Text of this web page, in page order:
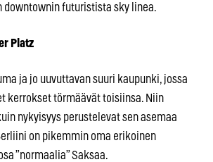
downtownin futuristista sky linea.
Platz
ja jo uuvuttavan suuri kaupunki, jossa
kerrokset törmäävät toisiinsa. Niin
nykyisyys perustelevat sen asemaa
on pikemmin oma erikoinen
”normaalia” Saksaa.